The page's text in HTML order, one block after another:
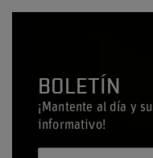
BOLETÍN
¡Mantente al día y
informativo!